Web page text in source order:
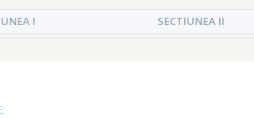
I SECTIUNEA II